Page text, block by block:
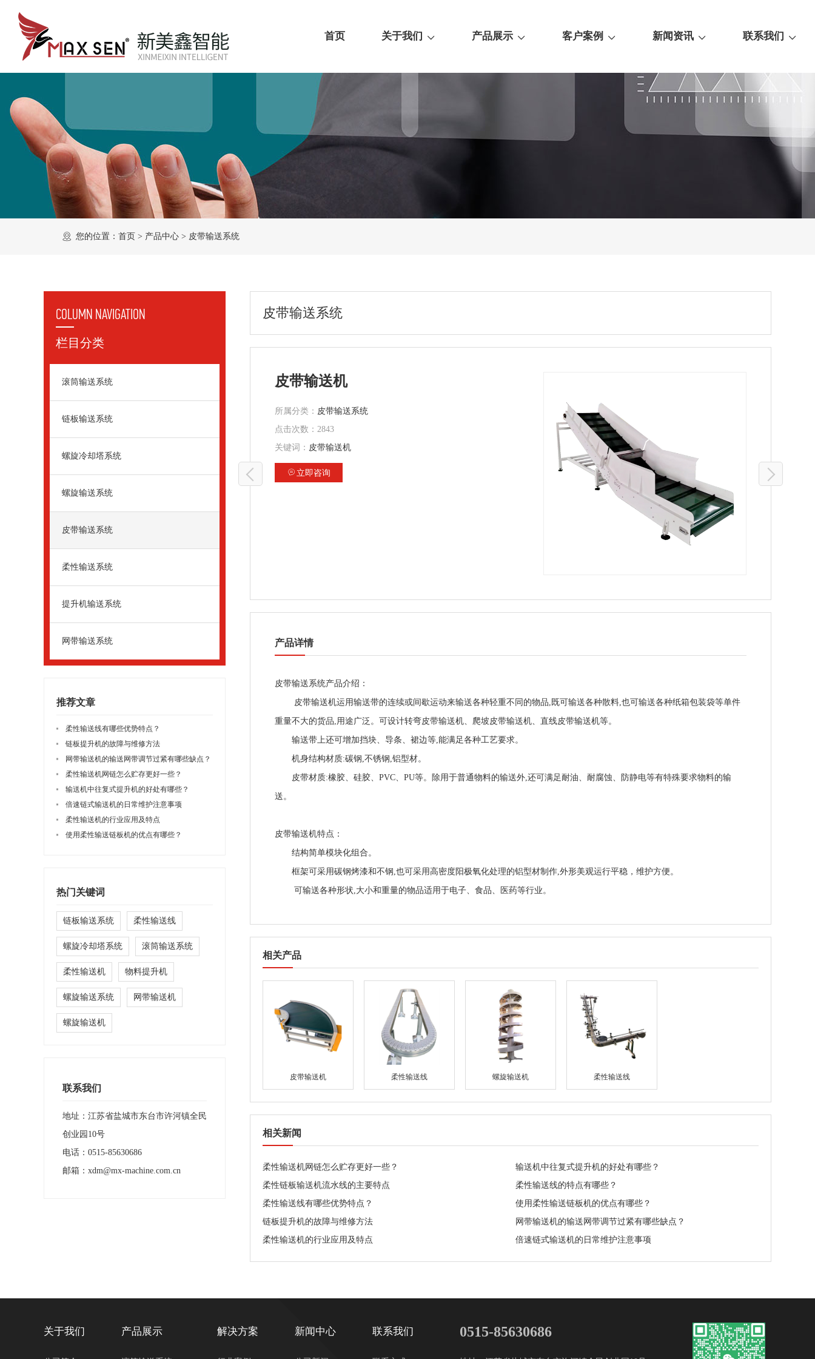
首页 关于我们 产品展示 客户案例 新闻资讯 联系我们
您的位置： 首页 > 产品中心 > 皮带输送系统
皮带输送系统
皮带输送机
所属分类： 皮带输送系统
点击次数： 2843
关键词： 皮带输送机
立即咨询
产品详情
皮带输送系统产品介绍：
皮带输送机运用输送带的连续或间歇运动来输送各种轻重不同的物品, 既可输送各种散料,也可输送各种纸箱包装袋等单件
重量不大的货品,用途广泛。可设计转弯皮带输送机、爬坡皮带输送机、直线皮带输送机等。
输送带上还可增加挡块、导条、裙边等,能满足各种工艺要求。
机身结构材质:碳钢,不锈钢,铝型材。
皮带材质:橡胶、硅胶、PVC、PU等。除用于普通物料的输送外,还可满足耐油、耐腐蚀、防静电等有特殊要求物料的输
送。
皮带输送机特点：
结构简单模块化组合。
框架可采用碳钢烤漆和不钢,也可采用高密度阳极氧化处理的铝型材制作,外形美观运行平稳，维护方便。
可输送各种形状,大小和重量的物品适用于电子、食品、医药等行业。
相关产品
皮带输送机 柔性输送线 螺旋输送机 柔性输送线
相关新闻
柔性输送机网链怎么贮存更好一些？
输送机中往复式提升机的好处有哪些？
柔性链板输送机流水线的主要特点
柔性输送线的特点有哪些？
柔性输送线有哪些优势特点？
使用柔性输送链板机的优点有哪些？
链板提升机的故障与维修方法
网带输送机的输送网带调节过紧有哪些缺点？
柔性输送机的行业应用及特点
倍速链式输送机的日常维护注意事项
COLUMN NAVIGATION
栏目分类
滚筒输送系统
链板输送系统
螺旋冷却塔系统
螺旋输送系统
皮带输送系统
柔性输送系统
提升机输送系统
网带输送系统
推荐文章
柔性输送线有哪些优势特点？
链板提升机的故障与维修方法
网带输送机的输送网带调节过紧有哪些缺点？
柔性输送机网链怎么贮存更好一些？
输送机中往复式提升机的好处有哪些？
倍速链式输送机的日常维护注意事项
柔性输送机的行业应用及特点
使用柔性输送链板机的优点有哪些？
热门关键词
链板输送系统 柔性输送线
螺旋冷却塔系统 滚筒输送系统
柔性输送机 物料提升机
螺旋输送系统 网带输送机
螺旋输送机
联系我们
地址：江苏省盐城市东台市许河镇全民
创业园10号
电话： 0515-85630686
邮箱： xdm@mx-machine.com.cn
关于我们 产品展示 解决方案 新闻中心 联系我们 0515-85630686